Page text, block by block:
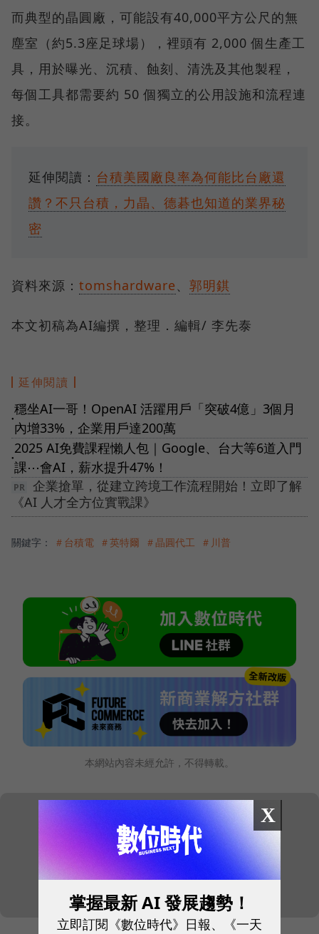
而典型的晶圓廠，可能設有40,000平方公尺的無
塵室（約5.3座足球場），裡頭有 2,000 個生產工
具，用於曝光、沉積、蝕刻、清洗及其他製程，
每個工具都需要約 50 個獨立的公用設施和流程連
接。
延伸閱讀： 台積美國廠良率為何能比台廠還
讚？不只台積，力晶、德碁也知道的業界秘
密
資料來源： tomshardware、 郭明錤
本文初稿為AI編撰，整理．編輯/ 李先泰
延伸閱讀
●
穩坐AI一哥！OpenAI 活躍用戶「突破4億」3個月
內增33%，企業用戶達200萬
●
2025 AI免費課程懶人包｜Google、台大等6道入門
課⋯會AI，薪水提升47%！
企業搶單，從建立跨境工作流程開始！立即了解
《AI 人才全方位實戰課》
關鍵字： ＃台積電 ＃英特爾 ＃晶圓代工 ＃川普
本網站內容未經允許，不得轉載。
X
掌握最新 AI 發展趨勢！
立即訂閱《數位時代》日報、《一天